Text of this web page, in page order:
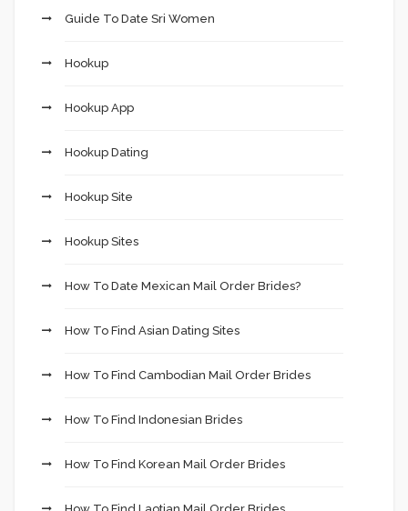
Guide To Date Sri Women
Hookup
Hookup App
Hookup Dating
Hookup Site
Hookup Sites
How To Date Mexican Mail Order Brides?
How To Find Asian Dating Sites
How To Find Cambodian Mail Order Brides
How To Find Indonesian Brides
How To Find Korean Mail Order Brides